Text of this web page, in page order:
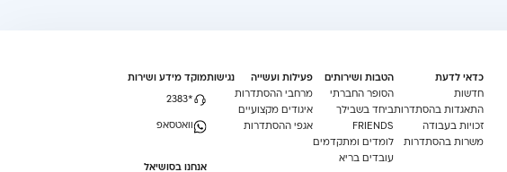
כדאי לדעת
חדשות
התאגדות בהסתדרות
זכויות בעבודה
משרות בהסתדרות
הטבות ושירותים
הסופר החברתי
ביחד בשבילך
FRIENDS
לומדים ומתקדמים
עובדים בריא
פעילות ועשייה
מרחבי ההסתדרות
איגודים מקצועיים
אגפי ההסתדרות
נגישותמוקד מידע ושירות
*2383
וואטסאפ
אנחנו בסושיאל